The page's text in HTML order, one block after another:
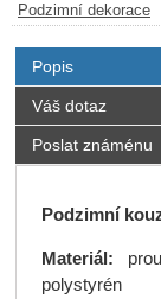
Podzimní dekorace
Popis
Váš dotaz
Poslat známénu
Podzimní
Materiál:
polystyrén